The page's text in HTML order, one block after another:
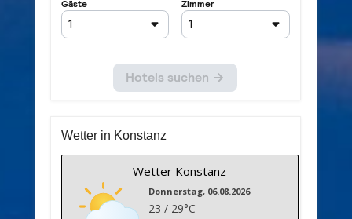
Wetter in Konstanz
Wetter Konstanz
Donnerstag, 06.08.2026
23 / 29°C